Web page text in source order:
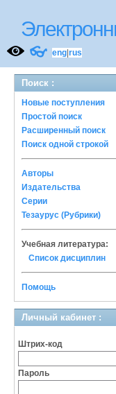
👓 eng rus
Поиск :
Новые поступления
Простой поиск
Расширенный поиск
Поиск одной строкой
Авторы
Издательства
Серии
Тезаурус (Рубрики)
Учебная литература:
Список дисциплин
Помощь
Личный кабинет :
Штрих-код
Пароль